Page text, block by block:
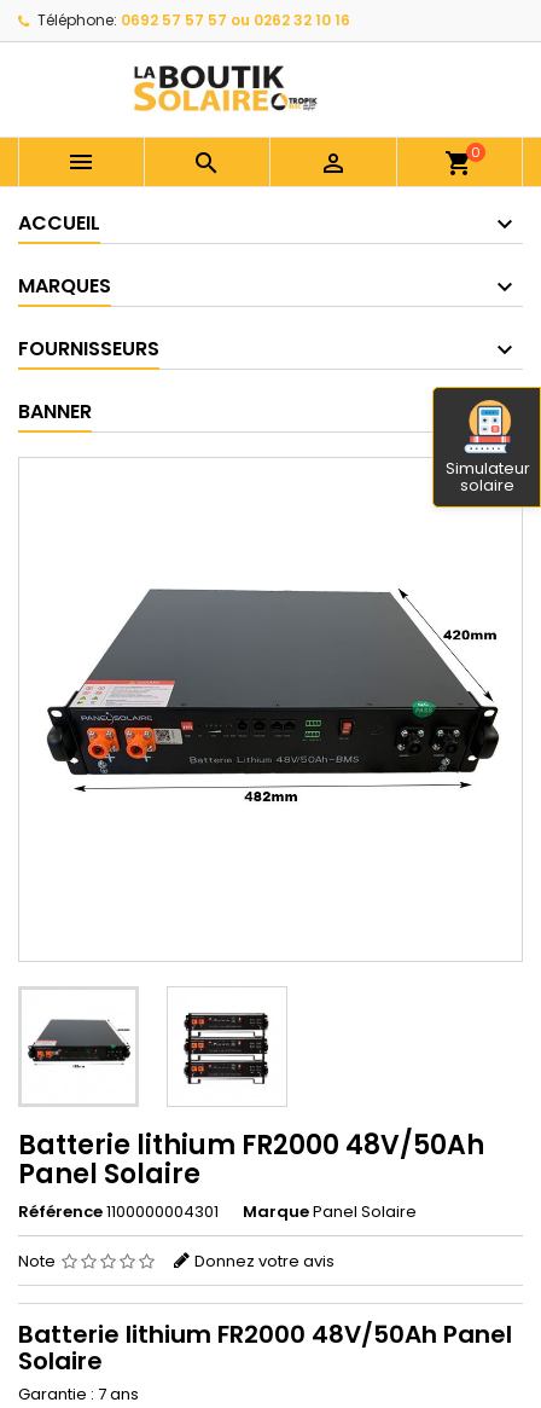
Téléphone: 0692 57 57 57 ou 0262 32 10 16
   shopping_cart0
ACCUEIL
MARQUES
FOURNISSEURS
BANNER
Batterie lithium FR2000 48V/50Ah
Panel Solaire
Référence1100000004301 MarquePanel Solaire
Note Donnez votre avis
Batterie lithium FR2000 48V/50Ah Panel
Solaire
Garantie : 7 ans
Simulateur
solaire